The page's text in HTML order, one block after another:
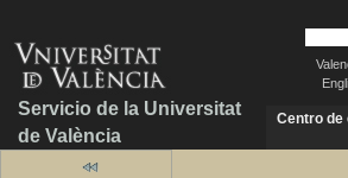
Servicio de la Universitat
de València
Centro